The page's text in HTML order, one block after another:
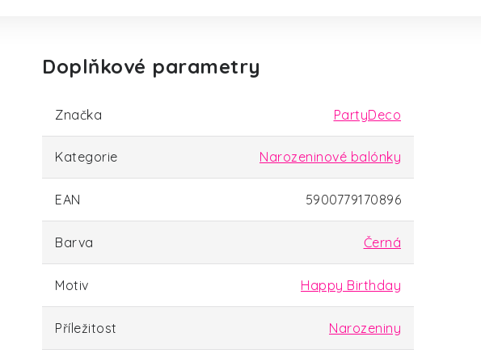
Doplňkové parametry
Značka PartyDeco
Kategorie Narozeninové balónky
EAN 5900779170896
Barva Černá
Motiv Happy Birthday
Příležitost Narozeniny